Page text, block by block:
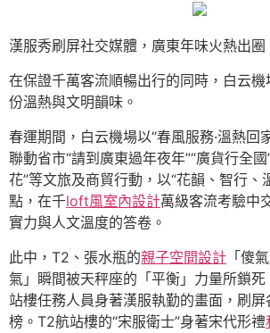
漢服秀刷屏社交媒體，廣東年味火熱出圈
在保證千萬客流順暢出行的同時，白云
份溫熱與文明韻味。
春運期間，白云機場以“春風服務·溫熱回
聯動省市“請到廣東過年夜年”“廣貨行全
花”等文旅及商貿行動，以“花韻、智行、
點，在千loft風室內設計萬級客流考驗中
實力與人文溫度的答卷。
此中，T2、張水瓶的親子空間設計 「傻
氣」瞬間被天秤座的「平衡」力量所鎖死
站樓任務人員身著漢服執勤的畫面，刷
榜。T2航站樓的“宋服衛士”身著宋代形禮